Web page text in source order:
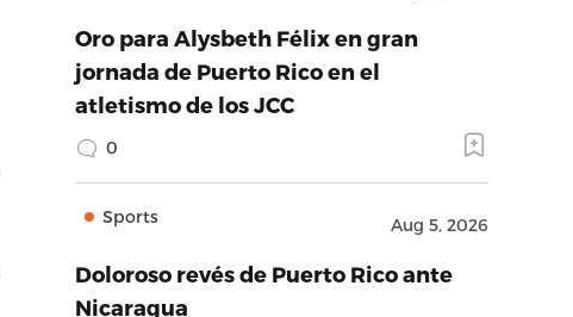
Oro para Alysbeth Félix en gran
jornada de Puerto Rico en el
atletismo de los JCC
0
Sports Aug 5, 2026
Doloroso revés de Puerto Rico ante
Nicaragua